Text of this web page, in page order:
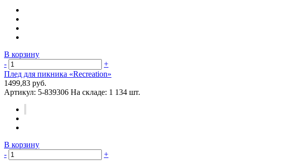
В корзину
-
+
Плед для пикника «Recreation»
1499,83 руб.
Артикул: 5-839306 На складе: 1 134 шт.
В корзину
-
+